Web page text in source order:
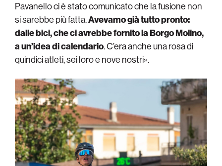
Pavanello ci è stato comunicato che la fusione non
si sarebbe più fatta.Avevamo già tutto pronto:
dalle bici, che ci avrebbe fornito la Borgo Molino,
a un’idea di calendario. C’era anche una rosa di
quindici atleti, sei loro e nove nostri».